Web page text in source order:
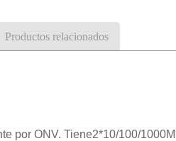
Productos relacionados
por ONV. Tiene2*10/100/1000M